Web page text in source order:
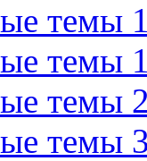
темы
темы
темы
темы